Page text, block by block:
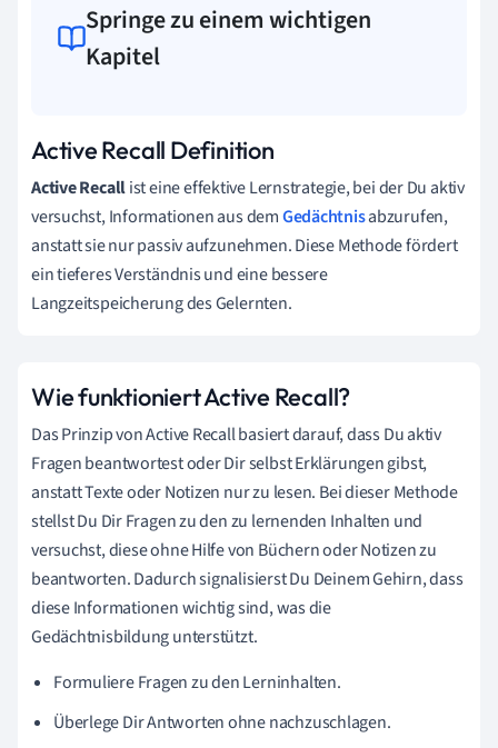
Springe zu einem wichtigen
Kapitel
Active Recall Definition
Active Recallist eine effektive Lernstrategie, bei der Du aktiv
versuchst, Informationen aus demGedächtnisabzurufen,
anstatt sie nur passiv aufzunehmen. Diese Methode fördert
ein tieferes Verständnis und eine bessere
Langzeitspeicherung des Gelernten.
Wie funktioniert Active Recall?
Das Prinzip von Active Recall basiert darauf, dass Du aktiv
Fragen beantwortest oder Dir selbst Erklärungen gibst,
anstatt Texte oder Notizen nur zu lesen. Bei dieser Methode
stellst Du Dir Fragen zu den zu lernenden Inhalten und
versuchst, diese ohne Hilfe von Büchern oder Notizen zu
beantworten. Dadurch signalisierst Du Deinem Gehirn, dass
diese Informationen wichtig sind, was die
Gedächtnisbildung unterstützt.
Formuliere Fragen zu den Lerninhalten.
Überlege Dir Antworten ohne nachzuschlagen.